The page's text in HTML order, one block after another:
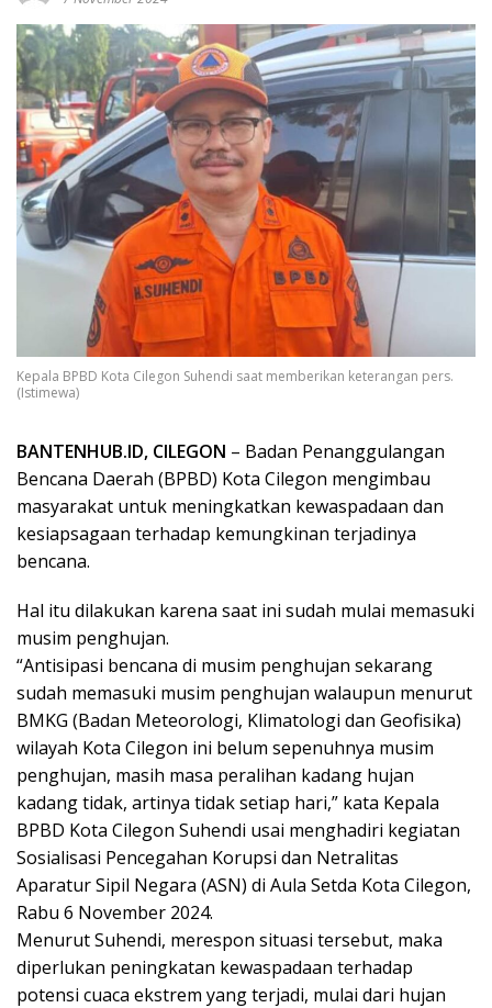
Kepala BPBD Kota Cilegon Suhendi saat memberikan keterangan pers.
(Istimewa)
BANTENHUB.ID, CILEGON – Badan Penanggulangan
Bencana Daerah (BPBD) Kota Cilegon mengimbau
masyarakat untuk meningkatkan kewaspadaan dan
kesiapsagaan terhadap kemungkinan terjadinya
bencana.
Hal itu dilakukan karena saat ini sudah mulai memasuki
musim penghujan.
“Antisipasi bencana di musim penghujan sekarang
sudah memasuki musim penghujan walaupun menurut
BMKG (Badan Meteorologi, Klimatologi dan Geofisika)
wilayah Kota Cilegon ini belum sepenuhnya musim
penghujan, masih masa peralihan kadang hujan
kadang tidak, artinya tidak setiap hari,” kata Kepala
BPBD Kota Cilegon Suhendi usai menghadiri kegiatan
Sosialisasi Pencegahan Korupsi dan Netralitas
Aparatur Sipil Negara (ASN) di Aula Setda Kota Cilegon,
Rabu 6 November 2024.
Menurut Suhendi, merespon situasi tersebut, maka
diperlukan peningkatan kewaspadaan terhadap
potensi cuaca ekstrem yang terjadi, mulai dari hujan